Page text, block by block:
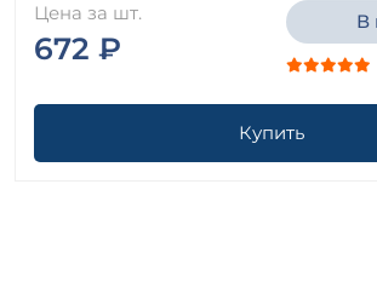
Цена за шт.
672 ₽
В
Купить